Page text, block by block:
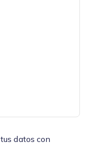
datos con